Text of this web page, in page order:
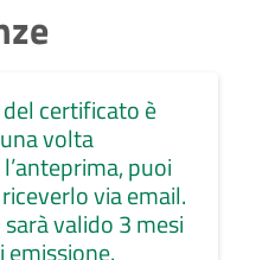
del certificato è
volta
puoi
via email.
valido 3 mesi